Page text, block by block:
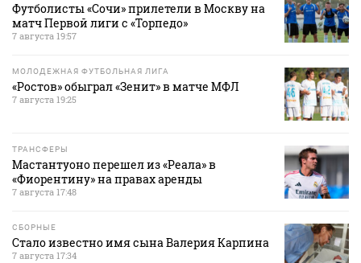
Футболисты «Сочи» прилетели в Москву на
матч Первой лиги с «Торпедо»
7 августа 19:57
МОЛОДЕЖНАЯ ФУТБОЛЬНАЯ ЛИГА
«Ростов» обыграл «Зенит» в матче МФЛ
7 августа 19:25
ТРАНСФЕРЫ
Мастантуоно перешел из «Реала» в
«Фиорентину» на правах аренды
7 августа 17:48
СБОРНЫЕ
Стало известно имя сына Валерия Карпина
7 августа 17:34